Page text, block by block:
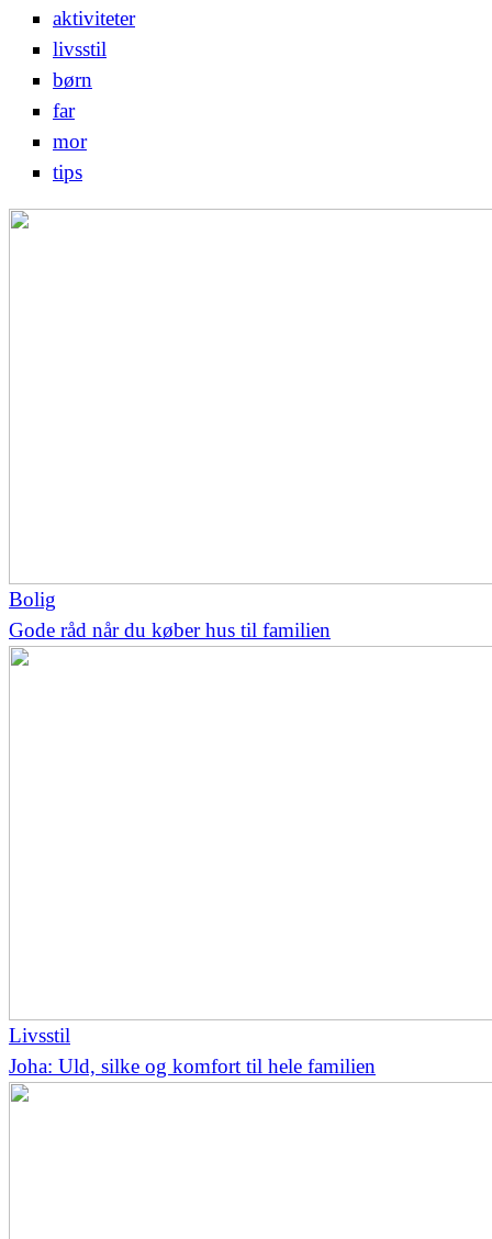
aktiviteter
livsstil
børn
far
mor
tips
Bolig
Gode råd når du køber hus til familien
Livsstil
Joha: Uld, silke og komfort til hele familien